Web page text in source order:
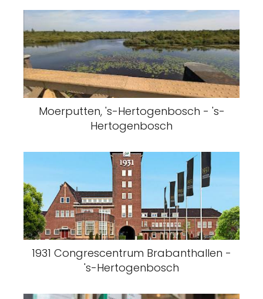
Moerputten, 's-Hertogenbosch - 's-
Hertogenbosch
1931 Congrescentrum Brabanthallen -
's-Hertogenbosch